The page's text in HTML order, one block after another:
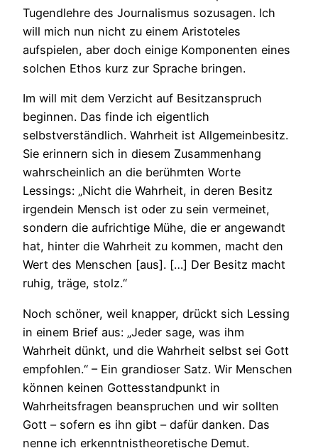
Tugendlehre des Journalismus sozusagen. Ich
will mich nun nicht zu einem Aristoteles
aufspielen, aber doch einige Komponenten eines
solchen Ethos kurz zur Sprache bringen.
Im will mit dem Verzicht auf Besitzanspruch
beginnen. Das finde ich eigentlich
selbstverständlich. Wahrheit ist Allgemeinbesitz.
Sie erinnern sich in diesem Zusammenhang
wahrscheinlich an die berühmten Worte
Lessings: „Nicht die Wahrheit, in deren Besitz
irgendein Mensch ist oder zu sein vermeinet,
sondern die aufrichtige Mühe, die er angewandt
hat, hinter die Wahrheit zu kommen, macht den
Wert des Menschen [aus]. […] Der Besitz macht
ruhig, träge, stolz.“
Noch schöner, weil knapper, drückt sich Lessing
in einem Brief aus: „Jeder sage, was ihm
Wahrheit dünkt, und die Wahrheit selbst sei Gott
empfohlen.“ – Ein grandioser Satz. Wir Menschen
können keinen Gottesstandpunkt in
Wahrheitsfragen beanspruchen und wir sollten
Gott – sofern es ihn gibt – dafür danken. Das
nenne ich erkenntnistheoretische Demut.